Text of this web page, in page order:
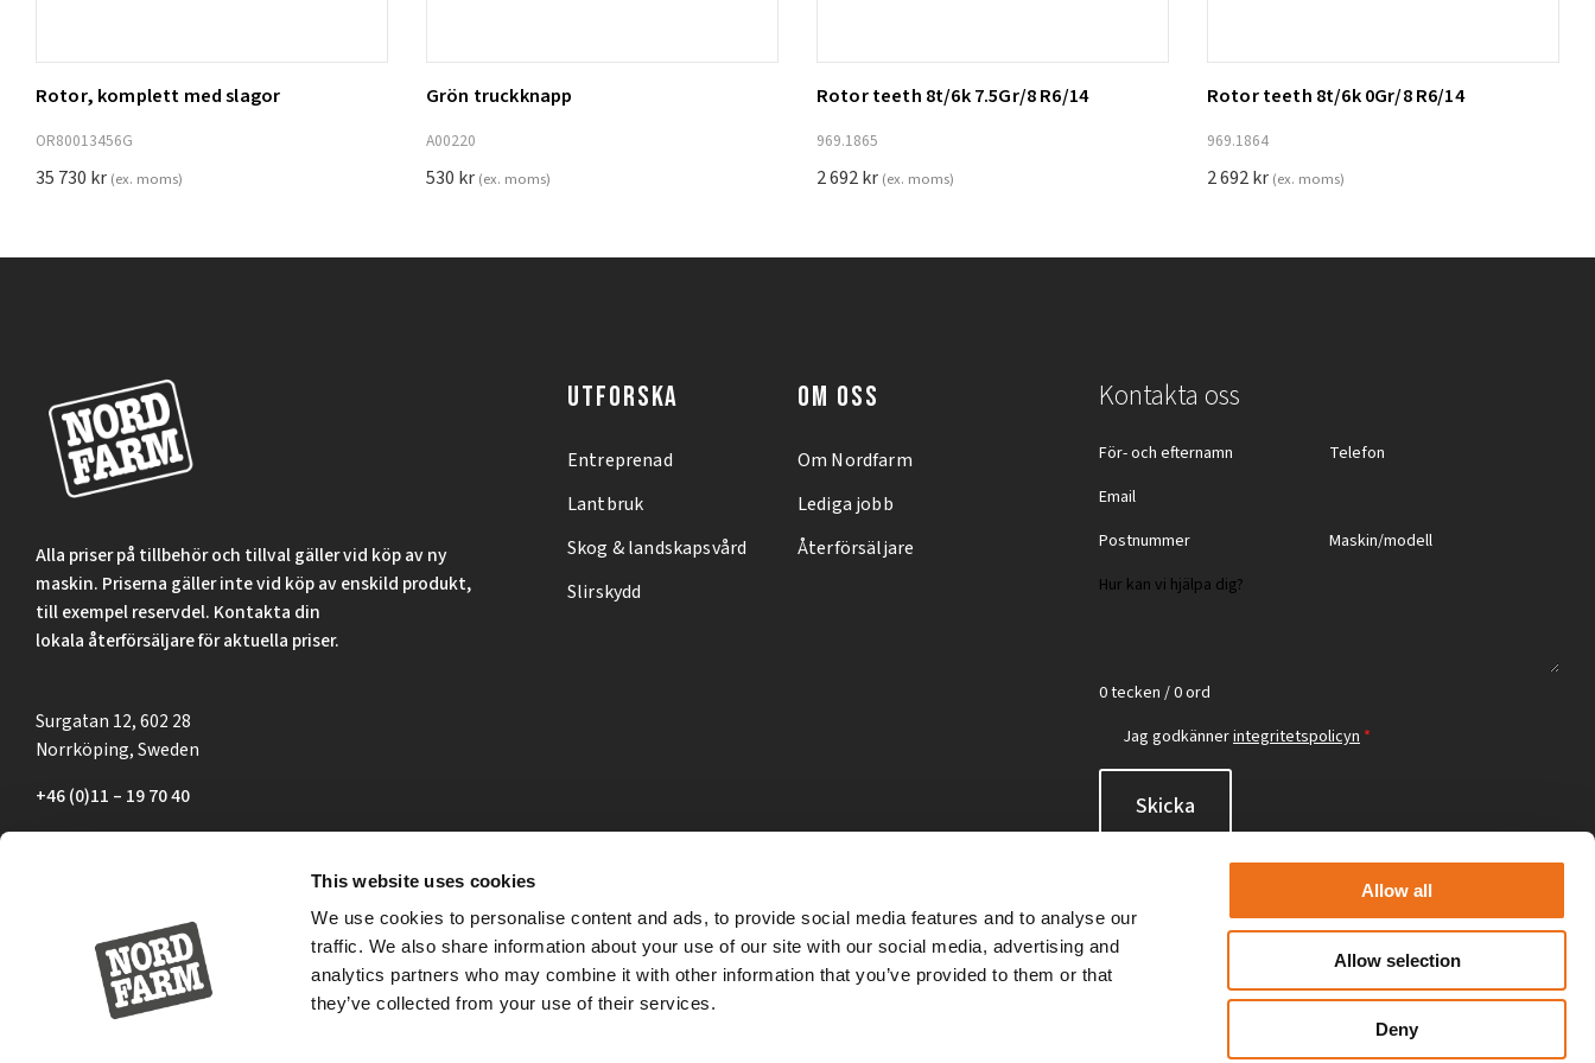
This website uses cookies
We use cookies to personalise content and ads, to provide social media features and to analyse our
traffic. We also share information about your use of our site with our social media, advertising and
analytics partners who may combine it with other information that you’ve provided to them or that
they’ve collected from your use of their services.
Allow all
Allow selection
Deny
Lägg till i varukorg
Rotor, komplett med slagor
OR80013456G
35 730 kr (ex. moms)
Lägg till i varukorg
Grön truckknapp
A00220
530 kr (ex. moms)
Lägg till i varukorg
Rotor teeth 8t/6k 7.5Gr/8 R6/14
969.1865
2 692kr (ex. moms)
Rotor teeth 8t/6k 0Gr/8 R6/14
969.1864
2 692kr (ex. moms)
Alla priser på tillbehör och tillval gäller vid köp av ny
maskin. Priserna gäller inte vid köp av enskild produkt,
till exempel reservdel. Kontakta din
lokala återförsäljare för aktuella priser.
Surgatan 12, 602 28
Norrköping, Sweden
+46 (0)11 – 19 70 40
UTFORSKA
Entreprenad
Lantbruk
Skog & landskapsvård
Slirskydd
OM OSS
Om Nordfarm
Lediga jobb
Återförsäljare
Kontakta oss
0 tecken / 0 ord
Jag godkännerintegritetspolicyn *
Skicka